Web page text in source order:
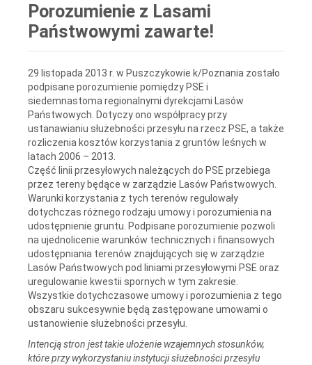
Porozumienie z Lasami
Państwowymi zawarte!
29 listopada 2013 r. w Puszczykowie k/Poznania zostało
podpisane porozumienie pomiędzy PSE i
siedemnastoma regionalnymi dyrekcjami Lasów
Państwowych. Dotyczy ono współpracy przy
ustanawianiu służebności przesyłu na rzecz PSE, a także
rozliczenia kosztów korzystania z gruntów leśnych w
latach 2006 – 2013.
Część linii przesyłowych należących do PSE przebiega
przez tereny będące w zarządzie Lasów Państwowych.
Warunki korzystania z tych terenów regulowały
dotychczas różnego rodzaju umowy i porozumienia na
udostępnienie gruntu. Podpisane porozumienie pozwoli
na ujednolicenie warunków technicznych i finansowych
udostępniania terenów znajdujących się w zarządzie
Lasów Państwowych pod liniami przesyłowymi PSE oraz
uregulowanie kwestii spornych w tym zakresie.
Wszystkie dotychczasowe umowy i porozumienia z tego
obszaru sukcesywnie będą zastępowane umowami o
ustanowienie służebności przesyłu.
Intencją stron jest takie ułożenie wzajemnych stosunków,
które przy wykorzystaniu instytucji służebności przesyłu